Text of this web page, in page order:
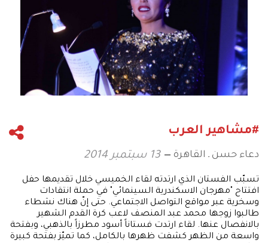
#مشاهير العرب
دعاء حسن ـ القاهرة 13 سبتمبر 2014
تسبّب الفستان الذي ارتدته لقاء الخميسي خلال تقديمها حفل
افتتاح "مهرجان الاسكندرية السينمائي" في حملة انتقادات
وسخرية عبر مواقع التواصل الاجتماعي. حتى إنّ هناك نشطاء
طالبوا زوجها محمد عبد المنصف لاعب كرة القدم الشهير
بالانفصال عنها. لقاء ارتدت فستاناً أسود مطرزاً بالذهبي، وبفتحة
واسعة من الظهر كشفت ظهرها بالكامل، كما تميّز بفتحة كبيرة